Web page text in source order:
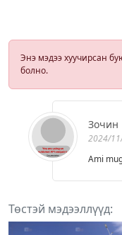
Энэ мэдээ хуучирсан
болно.
Зочин
2024/
Ami
Төстэй мэдээллүүд: